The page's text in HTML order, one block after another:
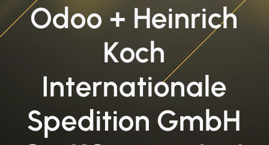
Odoo + Heinrich
Koch
Internationale
Spedition GmbH